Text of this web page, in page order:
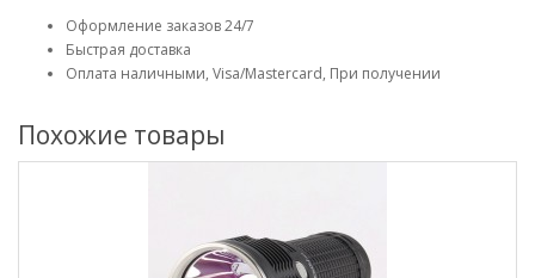
Оформление заказов 24/7
Быстрая доставка
Оплата наличными, Visa/Mastercard, При получении
Похожие товары